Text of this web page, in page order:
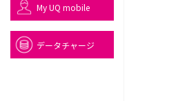
My UQ mobile
データチャージ